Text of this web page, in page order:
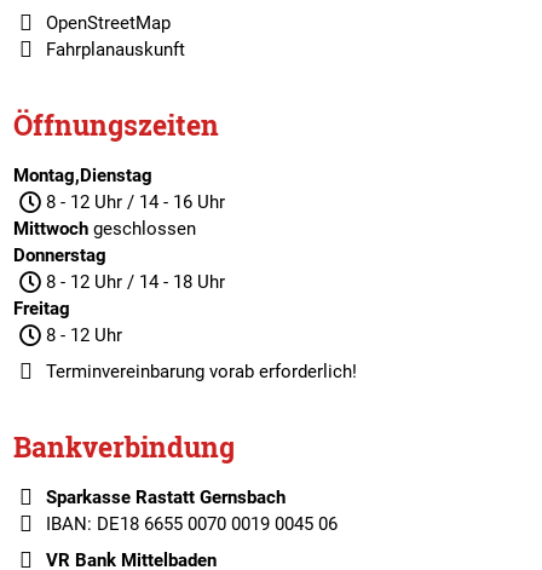
OpenStreetMap
Fahrplanauskunft
Öffnungszeiten
Montag,Dienstag
8 - 12 Uhr / 14 - 16 Uhr
Mittwochgeschlossen
Donnerstag
8 - 12 Uhr / 14 - 18 Uhr
Freitag
8 - 12 Uhr
Terminvereinbarungvorab erforderlich!
Bankverbindung
Sparkasse Rastatt Gernsbach
IBAN: DE18 6655 0070 0019 0045 06
VR Bank Mittelbaden